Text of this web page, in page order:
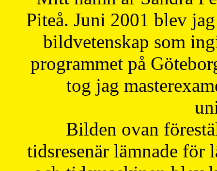
Piteå. Juni 2001 blev
bildvetenskap som
programmet på
tog jag
Bilden ovan
tidsresenär lämnade för